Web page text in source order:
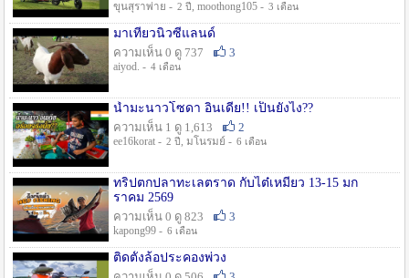
ขุนสุราพ่าย - 2 ปี , moothong105 - 3 เดือน
มาเที่ยวนิวซีแลนด์
ความเห็น 0 ดู 737
3
aiyod. - 4 เดือน
น้ำมะนาวโซดา อินเดีย!! เป็นยังไง??
ความเห็น 1 ดู 1,613
2
ee16korat - 2 ปี , มโนรมย์ - 6 เดือน
ทริปตกปลาทะเลตราด กับไต๋เหมี่ยว 13-15 มก
ราคม 2569
ความเห็น 0 ดู 823
3
kapong99 - 6 เดือน
ติดตั้งล้อประคองพ่วง